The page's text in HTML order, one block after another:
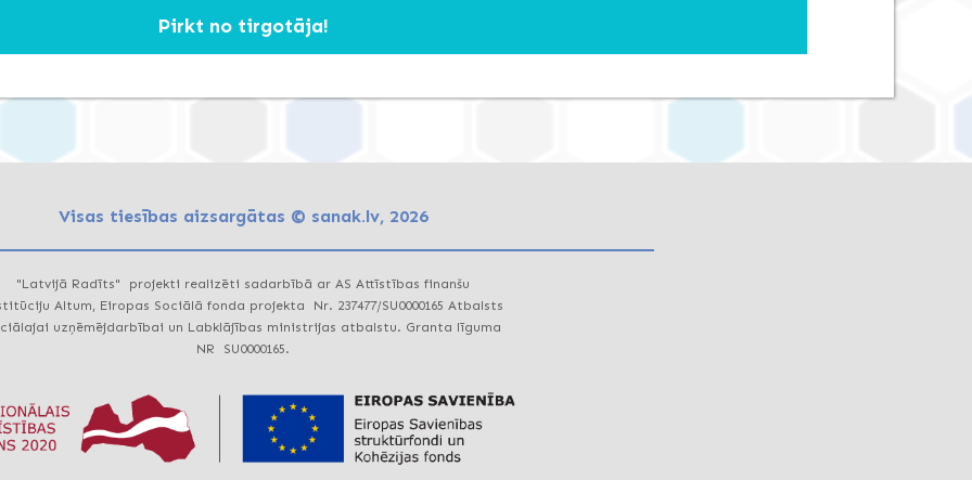
Pirkt no tirgotāja!
Visas tiesības aizsargātas © sanak.lv, 2026
"Latvijā Radīts" projekti realizēti sadarbībā ar AS Attīstības finanšu
Altum, Eiropas Sociālā fonda projekta Nr. 237477/SU0000165 Atbalsts
uzņēmējdarbībai un Labklājības ministrijas atbalstu. Granta līguma
NR SU0000165.